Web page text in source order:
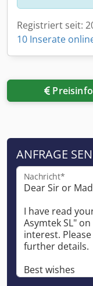
Registriert seit:
10 Inserate
Preisinfo
ANFRAGE
Nachricht*